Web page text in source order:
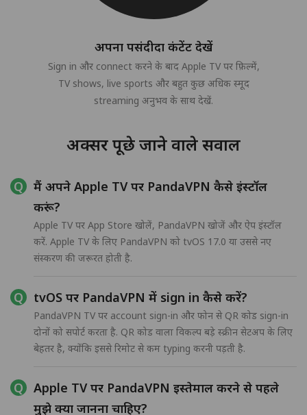
अपना पसंदीदा कंटेंट देखें
Sign in और connect करने के बाद Apple TV पर फ़िल्में,
TV shows, live sports और बहुत कुछ अधिक स्मूद
streaming अनुभव के साथ देखें.
अक्सर पूछे जाने वाले सवाल
मैं अपने Apple TV पर PandaVPN कैसे इंस्टॉल
करूं?
Apple TV पर App Store खोलें, PandaVPN खोजें और ऐप इंस्टॉल
करें. Apple TV के लिए PandaVPN को tvOS 17.0 या उससे नए
संस्करण की जरूरत होती है.
tvOS पर PandaVPN में sign in कैसे करें?
PandaVPN TV पर account sign-in और फोन से QR कोड sign-in
दोनों को सपोर्ट करता है. QR कोड वाला विकल्प बड़े स्क्रीन सेटअप के लिए
बेहतर है, क्योंकि इससे रिमोट से कम typing करनी पड़ती है.
Apple TV पर PandaVPN इस्तेमाल करने से पहले
मुझे क्या जानना चाहिए?